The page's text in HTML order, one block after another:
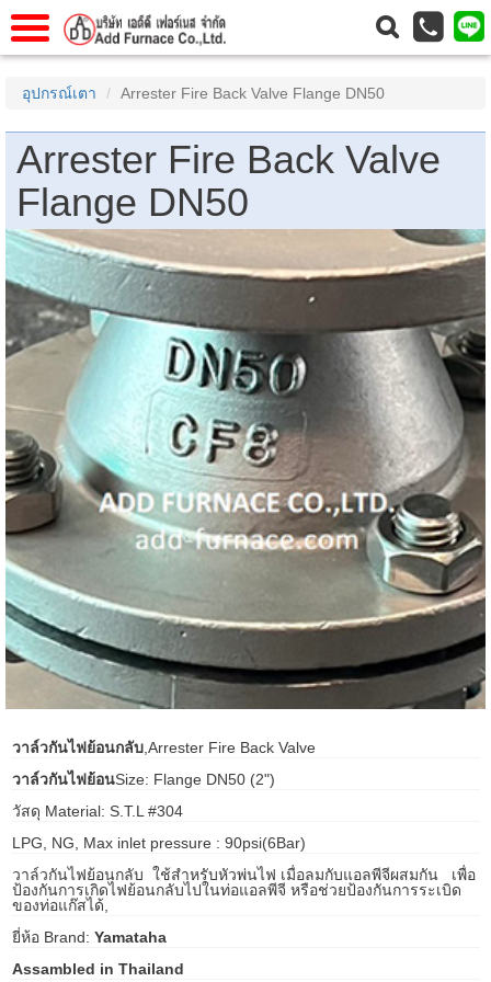
Service
ราContact Us
anello
schroder
Fiorentini
อุปกรณ์เตา Arrester Fire Back Valve Flange DN50
Arrester Fire Back Valve
Flange DN50
วาล์วกันไฟย้อนกลับ ,Arrester Fire Back Valve
วาล์วกันไฟย้อนSize: Flange DN50 (2")
วัสดุ Material: S.T.L #304
LPG, NG, Max inlet pressure : 90psi(6Bar)
วาล์วกันไฟย้อนกลับ ใช้สำหรับหัวพ่นไฟ เมื่อลมกับแอลพีจีผสมกัน เพื่อ
ป้องกันการเกิดไฟย้อนกลับไปในท่อแอลพีจี หรือช่วยป้องกันการระเบิด
ของท่อแก๊สได้,
ยี่ห้อ Brand: Yamataha
Assambled in Thailand